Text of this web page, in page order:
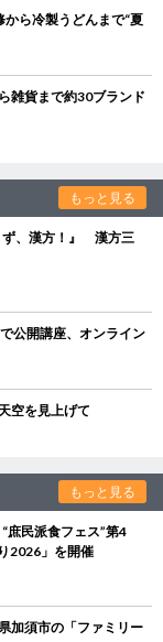
ら冷製うどんまで“夏
雑貨まで約30ブランド
もっと見る
ず、漢方！』 漢方三
公開講座、オンライン
空を見上げて
もっと見る
民派食フェス”第4
2026」を開催
加須市の「ファミリー